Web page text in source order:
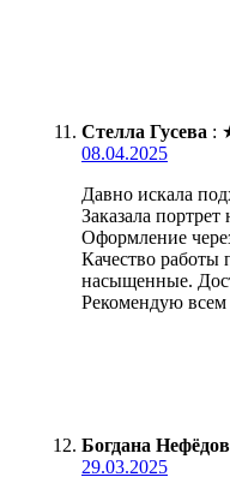
Стелла Гусева :
08.04.2025
Давно искала
Заказала
Оформление
Качество работы
насыщенные.
Рекомендую всем
Богдана
29.03.2025